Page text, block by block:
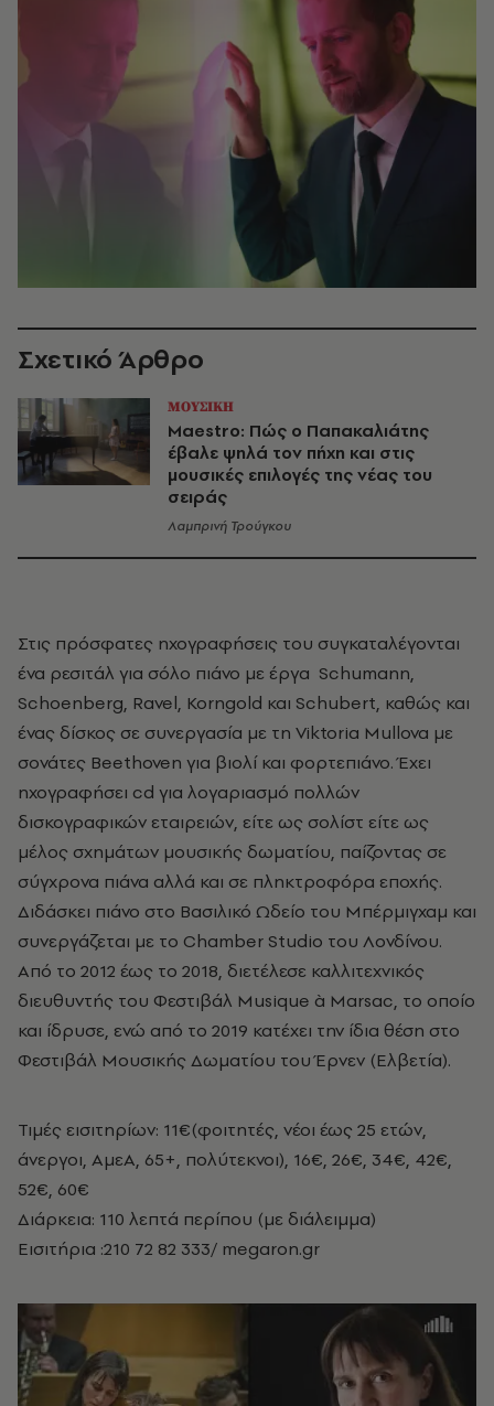
Σχετικό Άρθρο
ΜΟΥΣΙΚΗ
Μaestro: Πώς ο Παπακαλιάτης
έβαλε ψηλά τον πήχη και στις
μουσικές επιλογές της νέας του
σειράς
Λαμπρινή Τρούγκου
Στις πρόσφατες ηχογραφήσεις του συγκαταλέγονται
ένα ρεσιτάλ για σόλο πιάνο με έργα Schumann,
Schoenberg, Ravel, Korngold και Schubert, καθώς και
ένας δίσκος σε συνεργασία με τη Viktoria Mullova με
σονάτες Beethoven για βιολί και φορτεπιάνο. Έχει
ηχογραφήσει cd για λογαριασμό πολλών
δισκογραφικών εταιρειών, είτε ως σολίστ είτε ως
μέλος σχημάτων μουσικής δωματίου, παίζοντας σε
σύγχρονα πιάνα αλλά και σε πληκτροφόρα εποχής.
Διδάσκει πιάνο στο Βασιλικό Ωδείο του Μπέρμιγχαμ και
συνεργάζεται με το Chamber Studio του Λονδίνου.
Από το 2012 έως το 2018, διετέλεσε καλλιτεχνικός
διευθυντής του Φεστιβάλ Musique à Marsac, το οποίο
και ίδρυσε, ενώ από το 2019 κατέχει την ίδια θέση στο
Φεστιβάλ Μουσικής Δωματίου του Έρνεν (Ελβετία).
Τιμές εισιτηρίων: 11€(φοιτητές, νέοι έως 25 ετών,
άνεργοι, ΑμεΑ, 65+, πολύτεκνοι), 16€, 26€, 34€, 42€,
52€, 60€
Διάρκεια: 110 λεπτά περίπου (με διάλειμμα)
Eισιτήρια :210 72 82 333/ megaron.gr